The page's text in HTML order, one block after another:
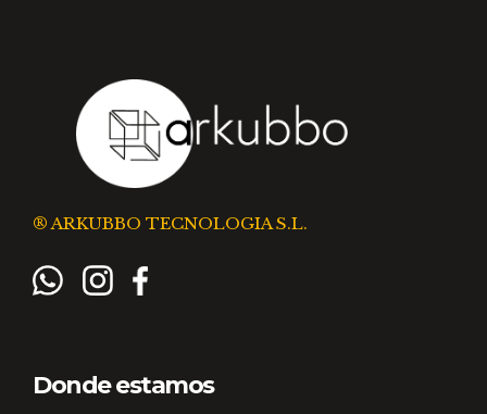
® ARKUBBO TECNOLOGIA S.L.
Donde estamos